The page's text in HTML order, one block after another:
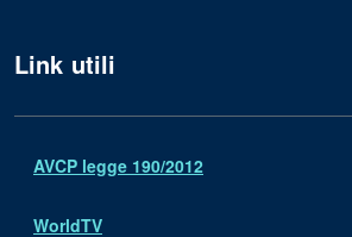
Link utili
AVCP legge 190/2012
WorldTV